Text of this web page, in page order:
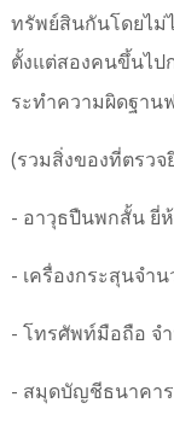
ทรัพย์สินกันโดยไม่
ตั้งแต่สองคนขึ้นไป
ระทำความผิดฐาน
(รวมสิ่งของที่ตรวจ
- อาวุธปืนพกสั้น ยี่
- เครื่องกระสุนจำ
- โทรศัพท์มือถือ จ
- สมุดบัญชีธนาคา